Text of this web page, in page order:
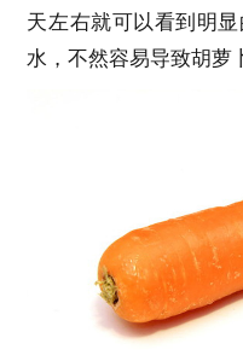
天左右就可以看到明
水，不然容易导致胡萝